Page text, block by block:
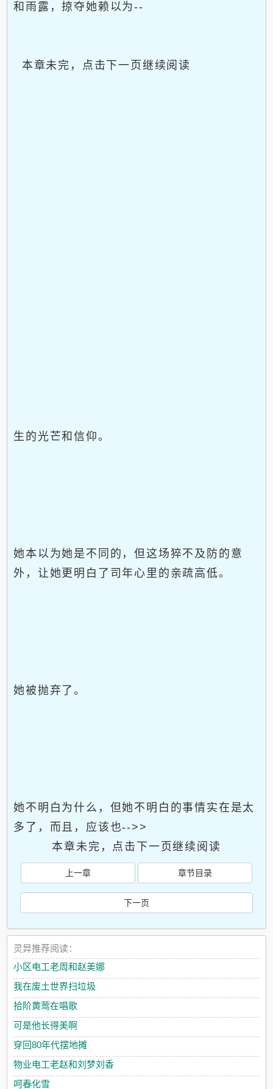
和雨露，掠夺她赖以为--
本章未完，点击下一页继续阅读
生的光芒和信仰。
她本以为她是不同的，但这场猝不及防的意
外，让她更明白了司年心里的亲疏高低。
她被抛弃了。
她不明白为什么，但她不明白的事情实在是太
多了，而且，应该也-->>
本章未完，点击下一页继续阅读
上一章 章节目录
下一页
灵异推荐阅读：
小区电工老周和赵美娜
我在废土世界扫垃圾
拾阶黄莺在唱歌
可是他长得美啊
穿回80年代摆地摊
物业电工老赵和刘梦刘香
呵春化雪